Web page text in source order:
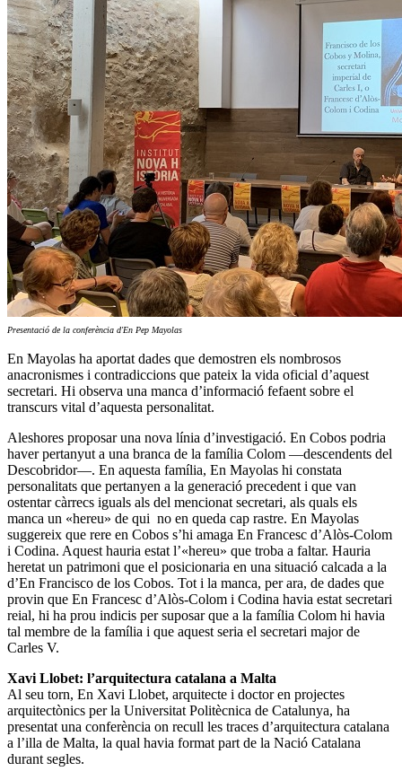
Presentació de la conferència d'En Pep Mayolas
En Mayolas ha aportat dades que demostren els nombrosos
anacronismes i contradiccions que pateix la vida oficial d’aquest
secretari. Hi observa una manca d’informació fefaent sobre el
transcurs vital d’aquesta personalitat.
Aleshores proposar una nova línia d’investigació. En Cobos podria
haver pertanyut a una branca de la família Colom —descendents del
Descobridor—. En aquesta família, En Mayolas hi constata
personalitats que pertanyen a la generació precedent i que van
ostentar càrrecs iguals als del mencionat secretari, als quals els
manca un «hereu» de qui no en queda cap rastre. En Mayolas
suggereix que rere en Cobos s’hi amaga En Francesc d’Alòs-Colom
i Codina. Aquest hauria estat l’«hereu» que troba a faltar. Hauria
heretat un patrimoni que el posicionaria en una situació calcada a la
d’En Francisco de los Cobos. Tot i la manca, per ara, de dades que
provin que En Francesc d’Alòs-Colom i Codina havia estat secretari
reial, hi ha prou indicis per suposar que a la família Colom hi havia
tal membre de la família i que aquest seria el secretari major de
Carles V.
Xavi Llobet: l’arquitectura catalana a Malta
Al seu torn, En Xavi Llobet, arquitecte i doctor en projectes
arquitectònics per la Universitat Politècnica de Catalunya, ha
presentat una conferència on recull les traces d’arquitectura catalana
a l’illa de Malta, la qual havia format part de la Nació Catalana
durant segles.